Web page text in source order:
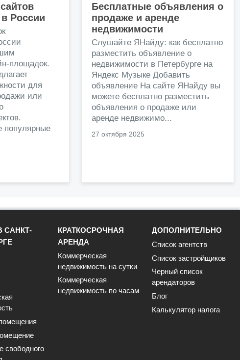
России
площадок.
для
или
популярные
Бесплатные объявления о
продаже и аренде
недвижимости
Слушайте ЯНайду: как бесплатно
разместить объявление о
недвижимости в Петербурге на
Яндекс Музыке Добавить
объявление На сайте ЯНайду вы
можете бесплатно разместить
объявления о продаже или
аренде недвижимо...
27 октября 2025
САНКТ-
свободного
КРАТКОСРОЧНАЯ
АРЕНДА
Коммерческая
недвижимость на сутки
Коммерческая
недвижимость по часам
ДОПОЛНИТЕЛЬНО
Список агентств
Список застройщиков
Черный список
арендаторов
Блог
Калькулятор налога